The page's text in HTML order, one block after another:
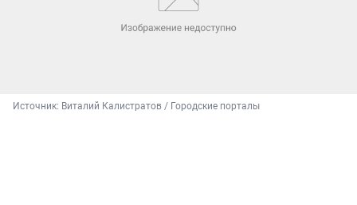
Источник: Виталий Калистратов / Городские порталы